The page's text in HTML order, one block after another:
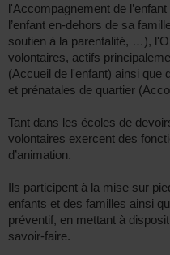
l'Accompagnement de
l’enfant en-dehors de sa
soutien à la parentalité, …),
volontaires, actifs
(Accueil de l'enfant) ainsi que
et prénatales de quartier
Tant dans les écoles de
volontaires exercent des
d’animation.
Ils participent à la mise sur
enfants et des familles ainsi
préventif, en mettant à
savoir-faire.